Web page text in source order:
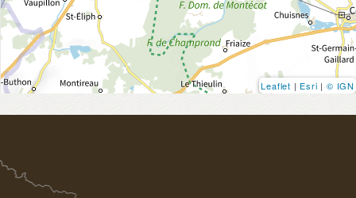
Leaflet | Esri | © IGN